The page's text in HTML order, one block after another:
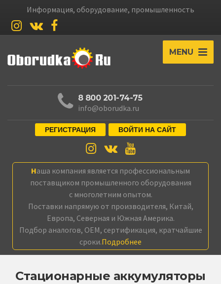
Информация, оборудование, промышленность
MENU
8 800 201-74-75
info@oborudka.ru
РЕГИСТРАЦИЯ ВОЙТИ НА САЙТ
Наша компания является профессиональным
поставщиком промышленного оборудования
с многолетним опытом.
Поставки напрямую от производителя, Китай,
Европа, Северная и Южная Америка.
Подбор аналогов, OEM, сертификация, кратчайшие
сроки.Подробнее
Стационарные аккумуляторы